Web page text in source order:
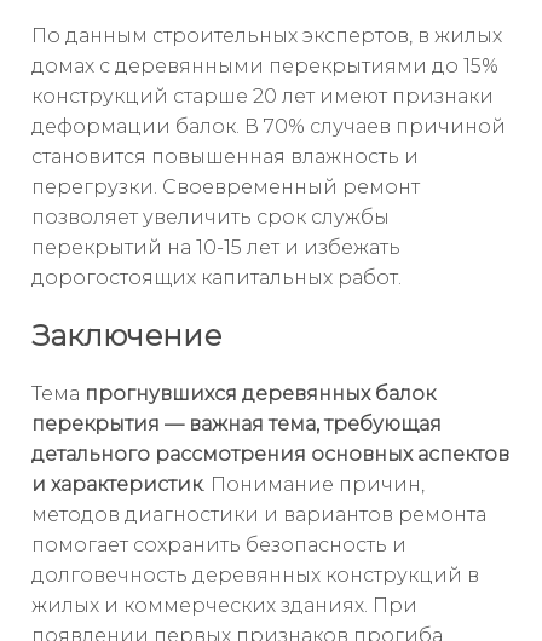
По данным строительных экспертов, в жилых
домах с деревянными перекрытиями до 15%
конструкций старше 20 лет имеют признаки
деформации балок. В 70% случаев причиной
становится повышенная влажность и
перегрузки. Своевременный ремонт
позволяет увеличить срок службы
перекрытий на 10-15 лет и избежать
дорогостоящих капитальных работ.
Заключение
Тема прогнувшихся деревянных балок
перекрытия — важная тема, требующая
детального рассмотрения основных аспектов
и характеристик. Понимание причин,
методов диагностики и вариантов ремонта
помогает сохранить безопасность и
долговечность деревянных конструкций в
жилых и коммерческих зданиях. При
появлении первых признаков прогиба